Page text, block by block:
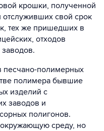
крошки, полученной
отслуживших свой срок
тех же пришедших в
отходов
песчано-полимерных
полимера бывшие
изделий с
заводов и
полигонов.
среду, но